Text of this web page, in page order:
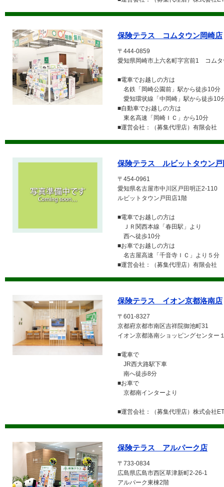
保険テラス コムタウン岡崎店
〒444-0859
愛知県岡崎市上六名町字宮前1 コムタ
■電車でお越しの方は
名鉄「岡崎公園前」駅から徒歩10分
愛知環状線「中岡崎」駅から徒歩10
■自動車でお越しの方は
東名高速「岡崎ＩＣ」から10分
■運営会社：（募集代理店）有限会社
保険テラス ルビットタウン戸
〒454-0961
愛知県名古屋市中川区戸田明正2-110
ルビットタウン戸田店1階
■電車でお越しの方は
ＪＲ関西本線「春田駅」より
西へ徒歩10分
■お車でお越しの方は
名古屋高速「千音寺ＩＣ」より５分
■運営会社：（募集代理店）有限会社
保険テラス イオン京都洛南店
〒601-8327
京都府京都市南区吉祥院御池町31
イオン京都洛南ショッピングセンター
■電車で
JR西大路駅下車
南へ徒歩8分
■お車で
京都南インターより
■運営会社：（募集代理店）株式会社
保険テラス アルパーク店
〒733-0834
広島県広島市西区草津新町2-26-1
アルパーク東棟2階